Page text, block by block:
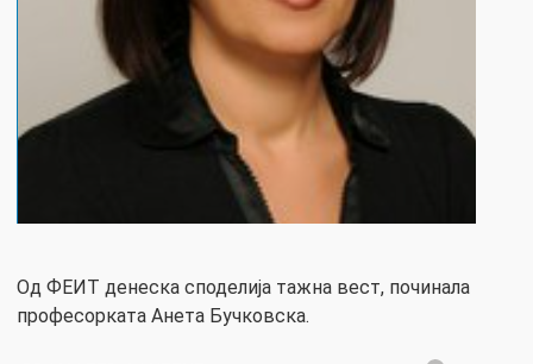
Од ФЕИТ денеска споделија тажна вест, починала
професорката Анета Бучковска.